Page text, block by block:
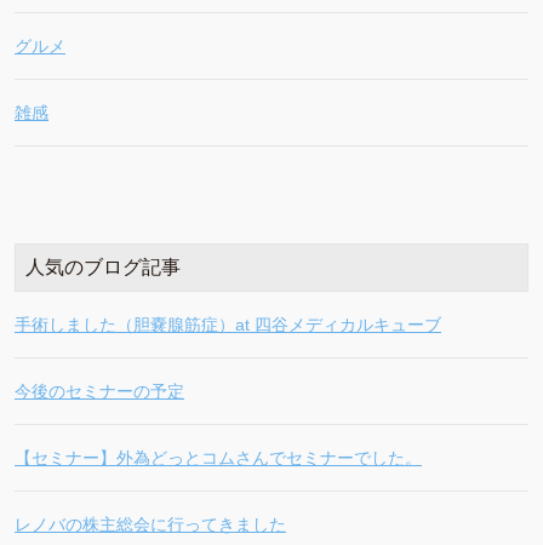
グルメ
雑感
人気のブログ記事
手術しました（胆嚢腺筋症）at 四谷メディカルキューブ
今後のセミナーの予定
【セミナー】外為どっとコムさんでセミナーでした。
レノバの株主総会に行ってきました